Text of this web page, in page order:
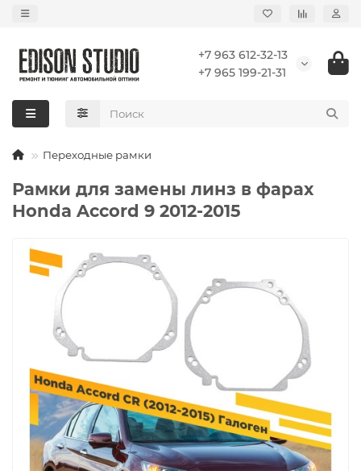
+7 963 612-32-13
+7 965 199-21-31
Переходные рамки
Рамки для замены линз в фарах
Honda Accord 9 2012-2015